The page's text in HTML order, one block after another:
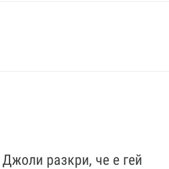
разкри, че е гей